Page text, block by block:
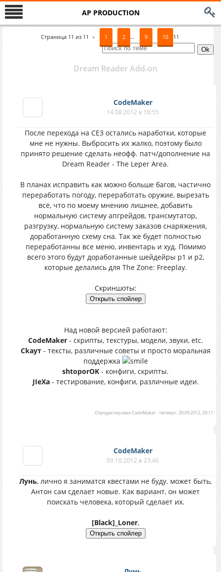
AP PRODUCTION
Страница 11 из 11 « 1 2 … 9 10 11
Dream Reader Add-on
CodeMaker
14.08.2012 в 18:55
После перехода на СЕ3 остались наработки, которые
мне не нужны. Выбросить их жалко, поэтому было
принято решение сделать неофф. патч/дополнение на
Dream Reader - The Leper Area.
В планах исправить как можно больше багов, частично
переработать погоду, переработать оружие, вырезать
всё, что по моему мнению лишнее, добавить
нормальную систему апгрейдов, трансмутатор,
разгрузку, нормальную систему заказов снаряжения,
доработанную схему сна. Так же будет полностью
переработанны все меню, инвентарь и худ. Помимо
всего этого будут доработанные шейдейры р1 и р2,
которые делались для The Zone: Freeplay.
Скриншоты:
Над новой версией работают:
CodeMaker- скрипты, текстуры, модели, звуки, etc.
Ckayт- тексты, различные советы и просто моральная
поддержка
shtoporOK - конфиги, скрипты.
JIeXa- тестирование, конфиги, различные идеи.
ОтредактировалCodeMaker-Четверг, 20.09.2012, 20:11
CodeMaker
09.10.2012 в 23:46
Лунь, лично я заниматся квестами не буду. может быть,
Антон сам сделает новые. Как вариант, он может
поискать человека, который сделает их.
[Black]_Loner,